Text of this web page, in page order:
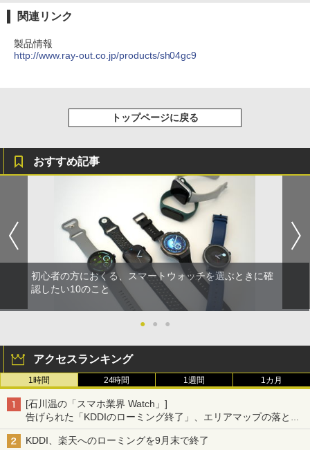
関連リンク
製品情報
http://www.ray-out.co.jp/products/sh04gc9
トップページに戻る
おすすめ記事
初心者の方におくる、スマートウォッチを選ぶときに確
認したい10のこと
● ● ●
アクセスランキング
1時間 24時間 1週間 1カ月
[石川温の「スマホ業界 Watch」]
告げられた「KDDIのローミング終了」、エリアマップの落とし
穴と楽天モバイルの課題
KDDI、楽天へのローミングを9月末で終了